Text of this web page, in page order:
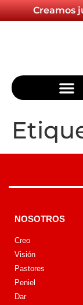
Creamos
NOSOTROS
Creo
Visión
Pastores
Peniel
Dar